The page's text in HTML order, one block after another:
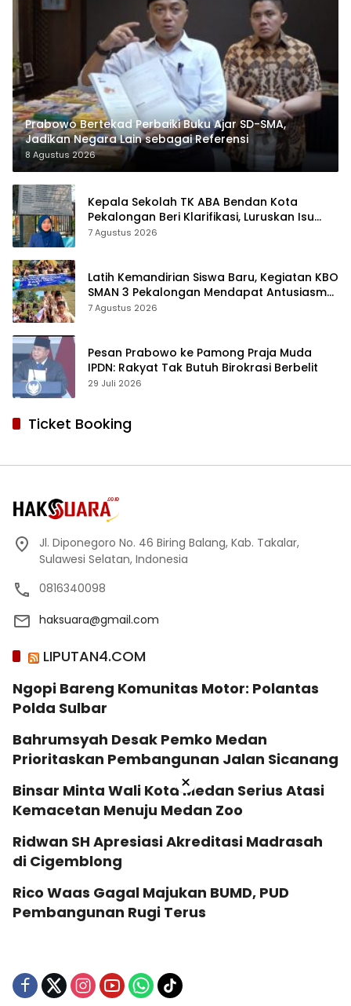
Prabowo Bertekad Perbaiki Buku Ajar SD-SMA,
Jadikan Negara Lain sebagai Referensi
8 Agustus 2026
Kepala Sekolah TK ABA Bendan Kota
Pekalongan Beri Klarifikasi, Luruskan Isu
Proyek Revitalisasi
7 Agustus 2026
Latih Kemandirian Siswa Baru, Kegiatan KBO
SMAN 3 Pekalongan Mendapat Antusiasme
dan Respon Positif Orang Tua Murid
7 Agustus 2026
Pesan Prabowo ke Pamong Praja Muda
IPDN: Rakyat Tak Butuh Birokrasi Berbelit
29 Juli 2026
Ticket Booking
Jl. Diponegoro No. 46 Biring Balang, Kab. Takalar,
Sulawesi Selatan, Indonesia
0816340098
haksuara@gmail.com
LIPUTAN4.COM
Ngopi Bareng Komunitas Motor: Polantas
Polda Sulbar
Bahrumsyah Desak Pemko Medan
Prioritaskan Pembangunan Jalan Sicanang
Binsar Minta Wali Kota Medan Serius Atasi
Kemacetan Menuju Medan Zoo
Ridwan SH Apresiasi Akreditasi Madrasah
di Cigemblong
Rico Waas Gagal Majukan BUMD, PUD
Pembangunan Rugi Terus
×